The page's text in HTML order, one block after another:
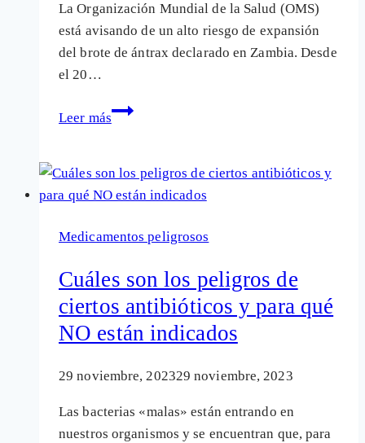
graves
daños
La Organización Mundial de la Salud (OMS)
está avisando de un alto riesgo de expansión
del brote de ántrax declarado en Zambia. Desde
el 20…
Leer más
¿Estamos
si
el
de
llega
a
Europa?
Medicamentos peligrosos
Cuáles son los peligros de
ciertos antibióticos y para qué
NO están indicados
29 noviembre, 202329 noviembre, 2023
Las bacterias «malas» están entrando en
nuestros organismos y se encuentran que, para